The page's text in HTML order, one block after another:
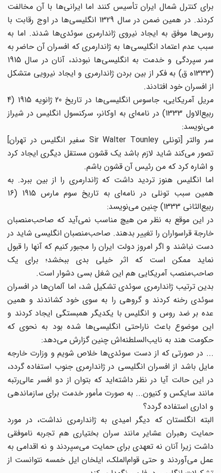
برای کنترل شمال ایران تأسیس کنند اما ایرانی‌ها با آن مخالفت
کردند. در همین ضمن در سال 1329 انگلیسی‌ها در اوج رقابت با
روس‌ها موفق به ایجاد نیروی ژاندارمری سوئدی‌ها شدند. اما به
سبب عدم اعتماد انگلیسی‌ها به ژاندارمری که افسران آن حاضر به
سر سپردگی و خدمت به انگلیسی‌ها نبودند، آنان در سال 1915
(1333ه‌ ق) به فکر از بین بردن ژاندارمری و ایجاد نیرویی متشکل
از افسران خود افتادند.
مریل آمریکایی، جاسوس انگلیسی‌ها در تاریخ 20 ژانویه 1915 (4
ربیع‌الاول 1333) در نامه‌ای به اوکانر، سرکنسول انگلیس در شیراز
می‌نویسد:
سر والتر [تونلی Sir Walter Tounley سفیر انگلیس در تهران]
تصور می‌کند شاید لازم باشد یک قشون مستقل دیگری ایجاد کرد
و اشاره کرد که من رئیس آن قشون باشم.
اما انگلیس هنوز تردید داشت که ژاندارمری را از بین ببرد. به
همین سبب تونلی در نامه‌ای به تاریخ سوم مارس 1915 (16
ربیع‌الثانی 1333) چنین می‌نویسد:
در این موقع به نظر من هیچ مناسب نمی‌آید که صاحب‌منصبان
خارجة قراسواران را تغییر بدهند. صاحب‌منصبان انگلیسی شاید در
دست نباشند و اگر امروز دولت ایران را مجبور کنیم که آنها را قبول
نماید ممکن است که اثر خیلی بدی ببخشد؛ برای یک
صاحب‌منصب آمریکایی هم این شغل بسی دشوار است.
بدین ترتیب ژاندارمری سوئدی تشکیل شد، اما آلمان‌ها در افسران
سوئدی رخنه کردند و گروهی را به سوی خود کشاندند و همین
عده بر ضد روس و انگلیس با یکدیگر همبستگی ایجاد کردند و
این موضوع باعث ناراحتی انگلیسی‌ها شده بود به نحوی که
حکومت هند به نایب‌السلطنه‌اش چنین گزارش می‌دهد:
... در صورتی که از دست سوئدی‌ها خلاص شویم و وزارت خارجه
مایل باشد از افسران انگلیسی در ژاندارمری جنوب استفاده گردد،
در این حالت آیا در نظر داشته‌اید که بتوان از دو افسر عالی‌رتبه
مانند سایکس و کنیون... به صورت مأمور خدمت برای سازماندهی
و اداری استفاده گردد؟
البته انگلستان که دیگر امیدی به ژاندارمری نداشت، در مورد
حمایت رهبران عشایر مانند سران بختیاری هم تجربه ناموفقی
داشت زیرا آنان نه تعهدی برای حمایت می‌سپردند و نه اقدامی به
عمل می‌آوردند و حتی قوام‌الملک، ایلخان ایل خمسه نتوانست از